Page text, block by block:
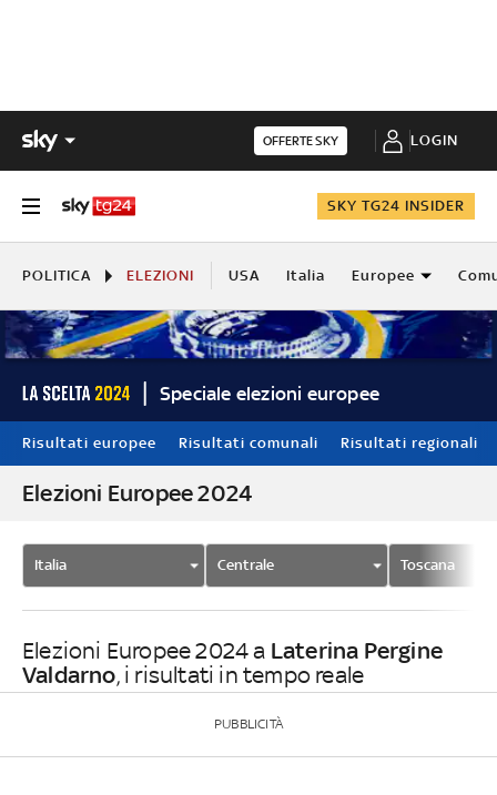
OFFERTE SKY LOGIN
SKY TG24 INSIDER
POLITICA ELEZIONI USA Italia Europee
Speciale elezioni europee
Risultati europee Risultati comunali Risultati regionali
Elezioni Europee 2024
Italia Centrale Toscana
Elezioni Europee 2024 a Laterina Pergine
Valdarno, i risultati in tempo reale
PUBBLICITÀ